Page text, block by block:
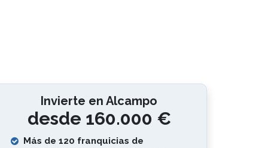
Invierte en Alcampo
desde 160.000 €
Más de 120 franquicias de